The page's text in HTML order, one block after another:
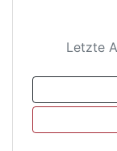
Letzte